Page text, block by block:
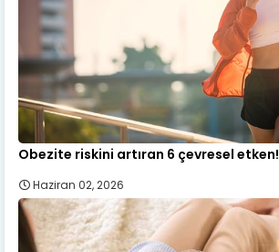
Obezite riskini artıran 6 çevresel etken!
Haziran 02, 2026